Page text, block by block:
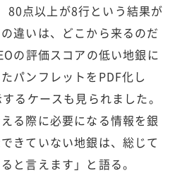
80点以上が8行という結果が
違いは、どこから来るのだ
の評価スコアの低い地銀に
パンフレットをPDF化し
るケースも見られました。
る際に必要になる情報を銀
きていない地銀は、総じて
と言えます」と語る。